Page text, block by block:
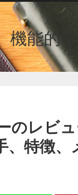
機能的
のレビ
特徴、